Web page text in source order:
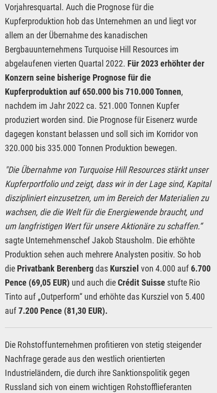
Vorjahresquartal. Auch die Prognose für die
Kupferproduktion hob das Unternehmen an und liegt vor
allem an der Übernahme des kanadischen
Bergbauunternehmens Turquoise Hill Resources im
abgelaufenen vierten Quartal 2022. Für 2023 erhöhter der
Konzern seine bisherige Prognose für die
Kupferproduktion auf 650.000 bis 710.000 Tonnen,
nachdem im Jahr 2022 ca. 521.000 Tonnen Kupfer
produziert worden sind. Die Prognose für Eisenerz wurde
dagegen konstant belassen und soll sich im Korridor von
320.000 bis 335.000 Tonnen Produktion bewegen.
"Die Übernahme von Turquoise Hill Resources stärkt unser
Kupferportfolio und zeigt, dass wir in der Lage sind, Kapital
diszipliniert einzusetzen, um im Bereich der Materialien zu
wachsen, die die Welt für die Energiewende braucht, und
um langfristigen Wert für unsere Aktionäre zu schaffen.“
sagte Unternehmenschef Jakob Stausholm. Die erhöhte
Produktion sehen auch mehrere Analysten positiv. So hob
die Privatbank Berenbergdas Kursziel von 4.000 auf 6.700
Pence (69,05 EUR) und auch dieCrédit Suisse stufte Rio
Tinto auf „Outperform“ und erhöhte das Kursziel von 5.400
auf7.200 Pence (81,30 EUR).
Die Rohstoffunternehmen profitieren von stetig steigender
Nachfrage gerade aus den westlich orientierten
Industrieländern, die durch ihre Sanktionspolitik gegen
Russland sich von einem wichtigen Rohstofflieferanten